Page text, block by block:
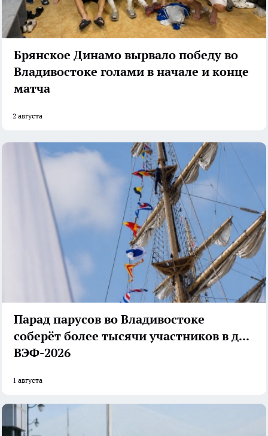
Брянское Динамо вырвало победу во
Владивостоке голами в начале и конце
матча
2 августа
Парад парусов во Владивостоке
соберёт более тысячи участников в дни
ВЭФ-2026
1 августа